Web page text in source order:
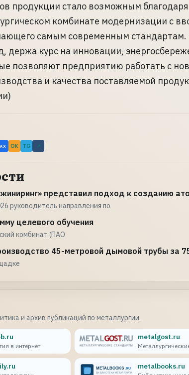
продукции стало возможным
комбинате модернизации с
самым современным
держа курс на инновации,
позволяют предприятию работать с
и качества поставляемой
OK TG ↗
представил подход к созданию
руководитель направления по
целевого обучения
комбинат (ПАО
45-метровой дымовой трубы за
и архив публикаций по металлургии.
в интернет
metalgost.ru
metalbooks.ru